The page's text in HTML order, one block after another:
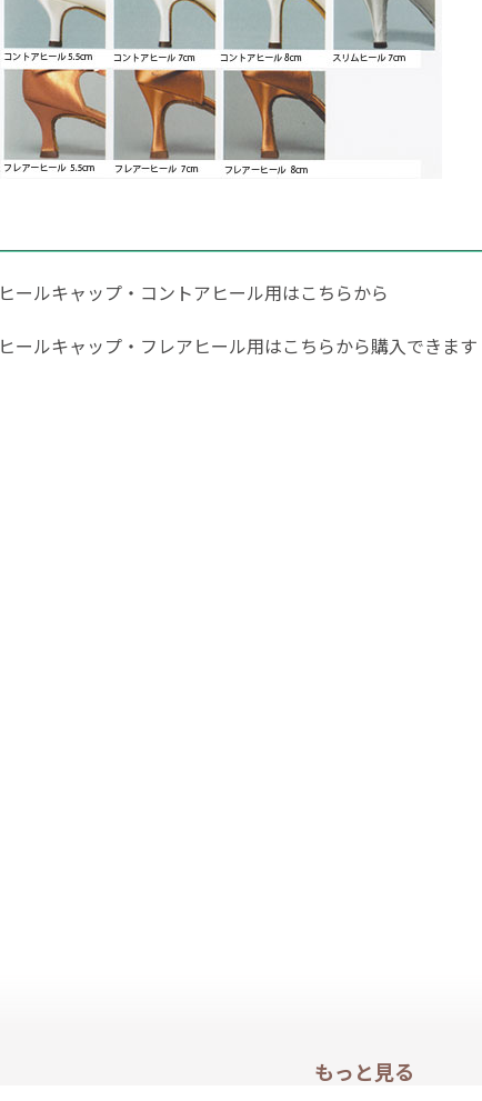
ヒールキャップ・コントアヒール用はこちらから
ヒールキャップ・フレアヒール用はこちらから購入できます
もっと見る